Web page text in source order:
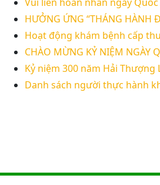
HƯỞNG ỨNG “THÁNG HÀNH
Hoạt động khám bệnh cấp
CHÀO MỪNG KỶ NIỆM NGÀY
Kỷ niệm 300 năm Hải
Danh sách người thực hành